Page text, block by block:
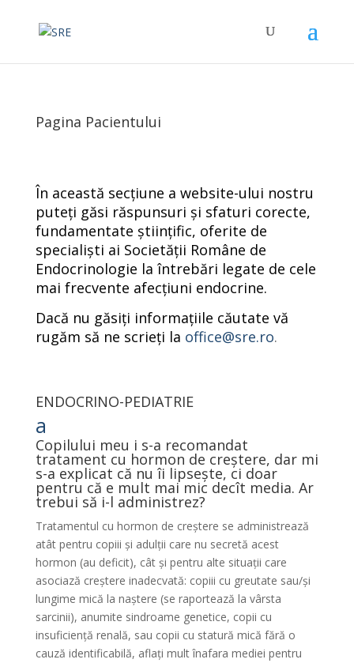
Pagina Pacientului
În această secțiune a website-ului nostru
puteți găsi răspunsuri și sfaturi corecte,
fundamentate științific, oferite de
specialiști ai Societății Române de
Endocrinologie la întrebări legate de cele
mai frecvente afecțiuni endocrine.
Dacă nu găsiți informațiile căutate vă
rugăm să ne scrieți la office@sre.ro.
ENDOCRINO-PEDIATRIE
a
Copilului meu i s-a recomandat
tratament cu hormon de creștere, dar mi
s-a explicat că nu îi lipsește, ci doar
pentru că e mult mai mic decît media. Ar
trebui să i-l administrez?
Tratamentul cu hormon de creștere se administrează
atât pentru copiii și adulții care nu secretă acest
hormon (au deficit), cât și pentru alte situații care
asociază creștere inadecvată: copiii cu greutate sau/și
lungime mică la naștere (se raportează la vârsta
sarcinii), anumite sindroame genetice, copii cu
insuficiență renală, sau copii cu statură mică fără o
cauză identificabilă, aflați mult înafara mediei pentru